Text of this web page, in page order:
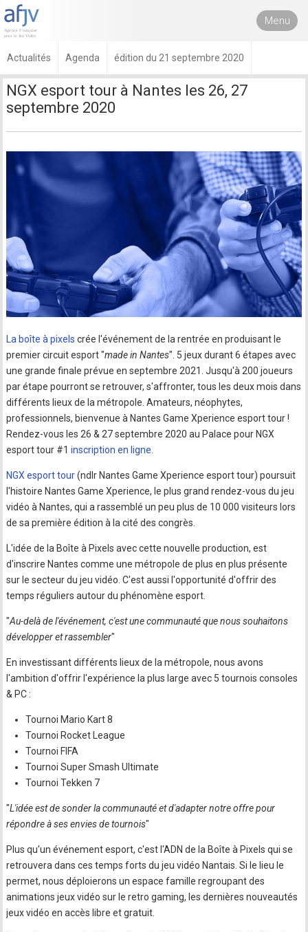
Menu
Actualités Agenda édition du 21 septembre 2020
NGX esport tour à Nantes les 26, 27
septembre 2020
La boîte à pixels crée l'événement de la rentrée en produisant le
premier circuit esport "made in Nantes". 5 jeux durant 6 étapes avec
une grande finale prévue en septembre 2021. Jusqu'à 200 joueurs
par étape pourront se retrouver, s'affronter, tous les deux mois dans
différents lieux de la métropole. Amateurs, néophytes,
professionnels, bienvenue à Nantes Game Xperience esport tour !
Rendez-vous les 26 & 27 septembre 2020 au Palace pour NGX
esport tour #1inscription en ligne.
NGX esport tour(ndlr Nantes Game Xperience esport tour) poursuit
l'histoire Nantes Game Xperience, le plus grand rendez-vous du jeu
vidéo à Nantes, qui a rassemblé un peu plus de 10 000 visiteurs lors
de sa première édition à la cité des congrès.
L'idée de la Boîte à Pixels avec cette nouvelle production, est
d'inscrire Nantes comme une métropole de plus en plus présente
sur le secteur du jeu vidéo. C'est aussi l'opportunité d'offrir des
temps réguliers autour du phénomène esport.
"Au-delà de l'événement, c'est une communauté que nous souhaitons
développer et rassembler"
En investissant différents lieux de la métropole, nous avons
l'ambition d'offrir l'expérience la plus large avec 5 tournois consoles
& PC :
Tournoi Mario Kart 8
Tournoi Rocket League
Tournoi FIFA
Tournoi Super Smash Ultimate
Tournoi Tekken 7
"L'idée est de sonder la communauté et d'adapter notre offre pour
répondre à ses envies de tournois"
Plus qu'un événement esport, c'est l'ADN de la Boîte à Pixels qui se
retrouvera dans ces temps forts du jeu vidéo Nantais. Si le lieu le
permet, nous déploierons un espace famille regroupant des
animations jeux vidéo sur le retro gaming, les dernières nouveautés
jeux vidéo en accès libre et gratuit.